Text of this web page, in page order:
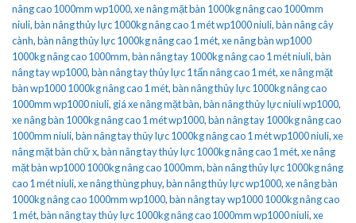
nâng cao 1000mm wp1000,xe nâng mặt bàn 1000kg nâng cao 1000mm
niuli,bàn nâng thủy lực 1000kg nâng cao 1 mét wp1000 niuli,bàn nâng cây
cành,bàn nâng thủy lực 1000kg nâng cao 1 mét,xe nâng bàn wp1000
1000kg nâng cao 1000mm,bàn nâng tay 1000kg nâng cao 1 mét niuli,bàn
nâng tay wp1000,bàn nâng tay thủy lực 1 tấn nâng cao 1 mét,xe nâng mặt
bàn wp1000 1000kg nâng cao 1 mét,bàn nâng thủy lực 1000kg nâng cao
1000mm wp1000 niuli, giá xe nâng mặt bàn,bàn nâng thủy lực niuli wp1000,
xe nâng bàn 1000kg nâng cao 1 mét wp1000,bàn nâng tay 1000kg nâng cao
1000mm niuli,bàn nâng tay thủy lực 1000kg nâng cao 1 mét wp1000 niuli,xe
nâng mặt bàn chữ x,bàn nâng tay thủy lực 1000kg nâng cao 1 mét,xe nâng
mặt bàn wp1000 1000kg nâng cao 1000mm,bàn nâng thủy lực 1000kg nâng
cao 1 mét niuli,xe nâng thùng phuy,bàn nâng thủy lực wp1000,xe nâng bàn
1000kg nâng cao 1000mm wp1000,bàn nâng tay wp1000 1000kg nâng cao
1 mét,bàn nâng tay thủy lực 1000kg nâng cao 1000mm wp1000 niuli,xe